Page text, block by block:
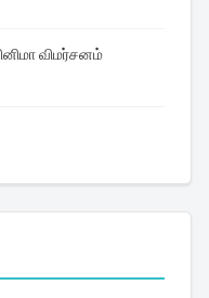
விமர்சனம்